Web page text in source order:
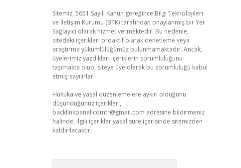
Sitemiz, 5651 Sayılı Kanun gereğince Bilgi Teknolojileri
ve İletişim Kurumu (BTK) tarafından onaylanmış bir Yer
Sağlayıcı olarak hizmet vermektedir. Bu nedenle,
sitedeki içerikleri proaktif olarak denetleme veya
araştırma yükümlülüğümüz bulunmamaktadır. Ancak,
üyelerimiz yazdıkları içeriklerin sorumluluğunu
taşımakta olup, siteye üye olarak bu sorumluluğu kabul
etmiş sayılırlar.
Hukuka ve yasal düzenlemelere aykırı olduğunu
düşündüğünüz içerikleri,
backlinkpanelicomtr@gmail.com adresine bildirmeniz
halinde, ilgili içerikler yasal süre içerisinde sitemizden
kaldırılacaktır.